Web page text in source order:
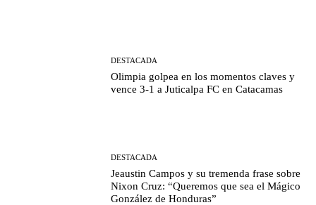
DESTACADA
Olimpia golpea en los momentos claves y
vence 3-1 a Juticalpa FC en Catacamas
DESTACADA
Jeaustin Campos y su tremenda frase sobre
Nixon Cruz: “Queremos que sea el Mágico
González de Honduras”